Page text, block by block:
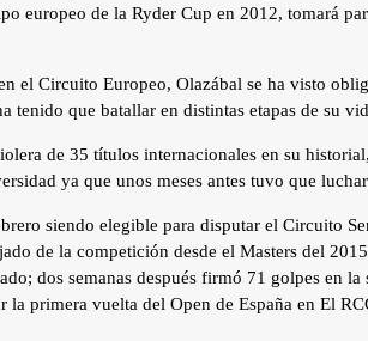
europeo de la Ryder Cup en 2012, tomará
el Circuito Europeo, Olazábal se ha visto
tenido que batallar en distintas etapas de su
de 35 títulos internacionales en su
ya que unos meses antes tuvo que
siendo elegible para disputar el Circuito
de la competición desde el Masters del
dos semanas después firmó 71 golpes en
la primera vuelta del Open de España en El